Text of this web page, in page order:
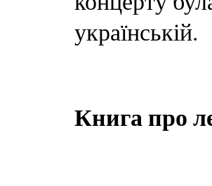
українській.
Книга про